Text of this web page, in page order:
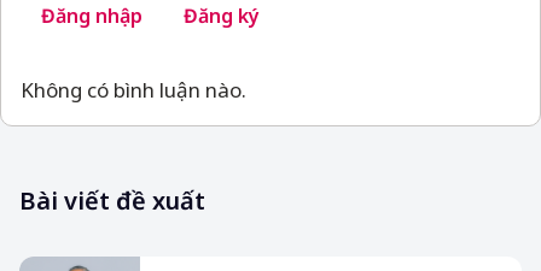
Đăng nhập Đăng ký
Không có bình luận nào.
Bài viết đề xuất